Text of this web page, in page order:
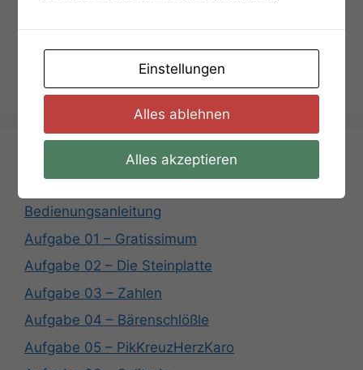
Der Ort der Entscheidung
Bedienungsanleitung
Aufgabe 01 – Gratissimum
Aufgabe 02 – Die Steinplatte
Aufgabe 03 – Zahlen
Aufgabe 04 – Bärenschlößle
Aufgabe 05 – PikKreuzHerzKaro
Einstellungen
Alles ablehnen
Alles akzeptieren